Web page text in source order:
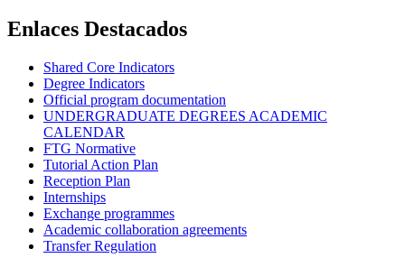
Enlaces Destacados
Shared Core Indicators
Degree Indicators
Official program documentation
UNDERGRADUATE DEGREES ACADEMIC
CALENDAR
FTG Normative
Tutorial Action Plan
Reception Plan
Internships
Exchange programmes
Academic collaboration agreements
Transfer Regulation